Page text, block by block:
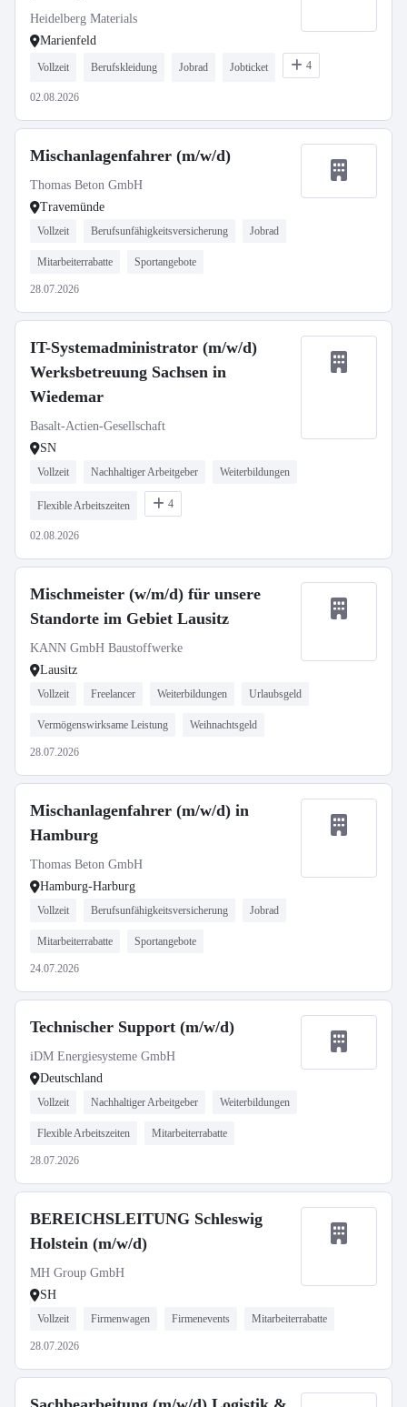
Heidelberg Materials
Marienfeld
Vollzeit Berufskleidung Jobrad Jobticket 4
02.08.2026
Mischanlagenfahrer (m/w/d)
Thomas Beton GmbH
Travemünde
Vollzeit Berufsunfähigkeitsversicherung Jobrad
Mitarbeiterrabatte Sportangebote
28.07.2026
IT-Systemadministrator (m/w/d)
Werksbetreuung Sachsen in
Wiedemar
Basalt-Actien-Gesellschaft
SN
Vollzeit Nachhaltiger Arbeitgeber Weiterbildungen
Flexible Arbeitszeiten 4
02.08.2026
Mischmeister (w/m/d) für unsere
Standorte im Gebiet Lausitz
KANN GmbH Baustoffwerke
Lausitz
Vollzeit Freelancer Weiterbildungen Urlaubsgeld
Vermögenswirksame Leistung Weihnachtsgeld
28.07.2026
Mischanlagenfahrer (m/w/d) in
Hamburg
Thomas Beton GmbH
Hamburg-Harburg
Vollzeit Berufsunfähigkeitsversicherung Jobrad
Mitarbeiterrabatte Sportangebote
24.07.2026
Technischer Support (m/w/d)
iDM Energiesysteme GmbH
Deutschland
Vollzeit Nachhaltiger Arbeitgeber Weiterbildungen
Flexible Arbeitszeiten Mitarbeiterrabatte
28.07.2026
BEREICHSLEITUNG Schleswig
Holstein (m/w/d)
MH Group GmbH
SH
Vollzeit Firmenwagen Firmenevents Mitarbeiterrabatte
28.07.2026